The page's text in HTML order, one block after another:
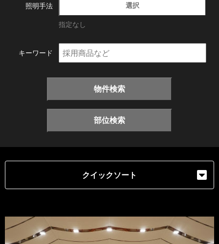
照明手法 選択
指定なし
キーワード
物件検索
部位検索
クイックソート